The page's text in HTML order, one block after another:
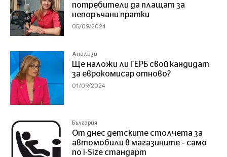
потребители да плащат за
непоръчани пратки
05/09/2024
Анализи
Ще наложи ли ГЕРБ свой кандидат
за еврокомисар отново?
01/09/2024
България
От днес детските столчета за
автомобили в магазините – само
по i-Size стандарт